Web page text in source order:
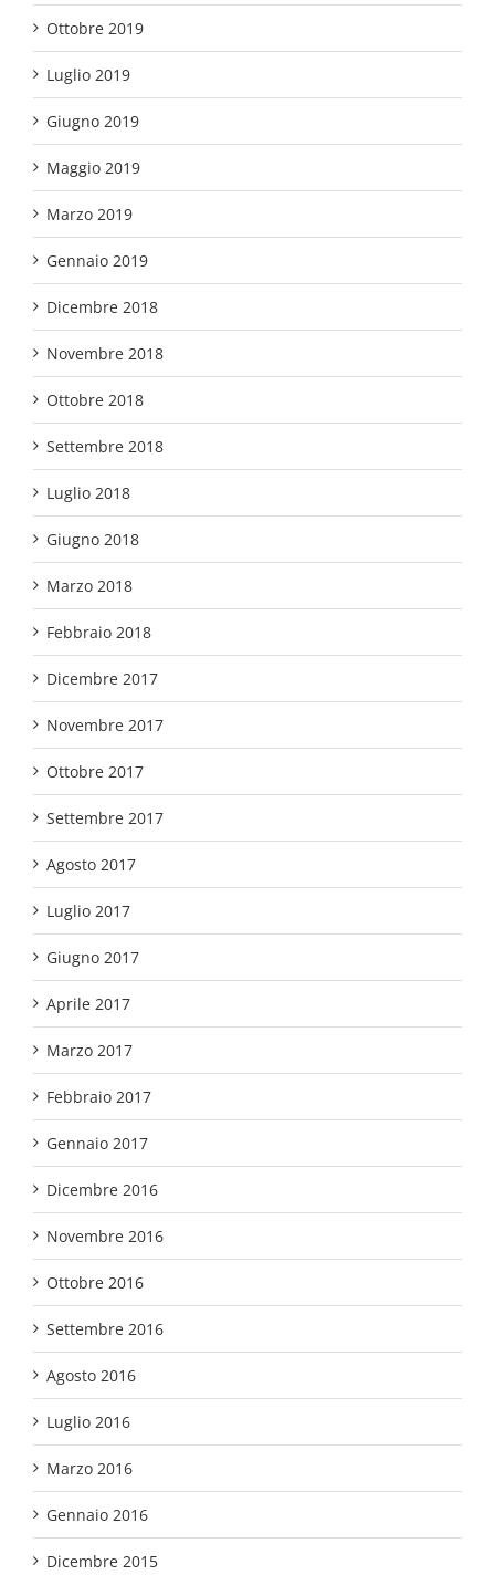
Ottobre 2019
Luglio 2019
Giugno 2019
Maggio 2019
Marzo 2019
Gennaio 2019
Dicembre 2018
Novembre 2018
Ottobre 2018
Settembre 2018
Luglio 2018
Giugno 2018
Marzo 2018
Febbraio 2018
Dicembre 2017
Novembre 2017
Ottobre 2017
Settembre 2017
Agosto 2017
Luglio 2017
Giugno 2017
Aprile 2017
Marzo 2017
Febbraio 2017
Gennaio 2017
Dicembre 2016
Novembre 2016
Ottobre 2016
Settembre 2016
Agosto 2016
Luglio 2016
Marzo 2016
Gennaio 2016
Dicembre 2015